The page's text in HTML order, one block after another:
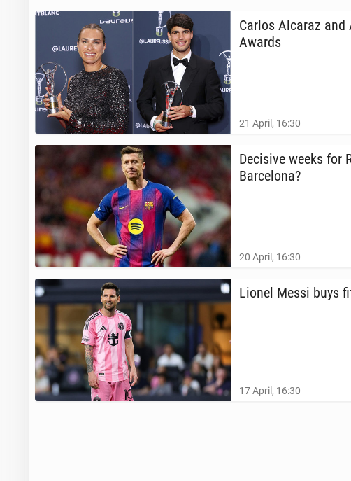
Carlos Alcaraz and
Awards
21 April, 16:30
De­ci­sive weeks for
Barcelona?
20 April, 16:30
Lionel Messi buys
17 April, 16:30